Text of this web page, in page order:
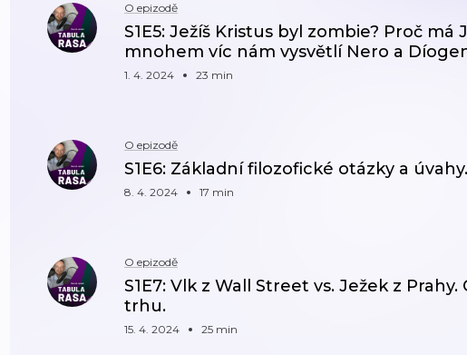
O epizodě
S1E5: Ježíš Kristus byl zombie? Proč má
mnohem víc nám vysvětlí Nero a
1. 4. 2024 23 min
O epizodě
S1E6: Základní filozofické otázky a úvahy.
8. 4. 2024 17 min
O epizodě
S1E7: Vlk z Wall Street vs. Ježek z
trhu.
15. 4. 2024 25 min